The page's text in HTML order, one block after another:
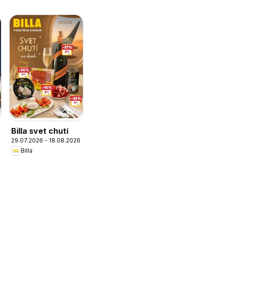
Billa svet chutí
29.07.2026 - 18.08.2026
Billa